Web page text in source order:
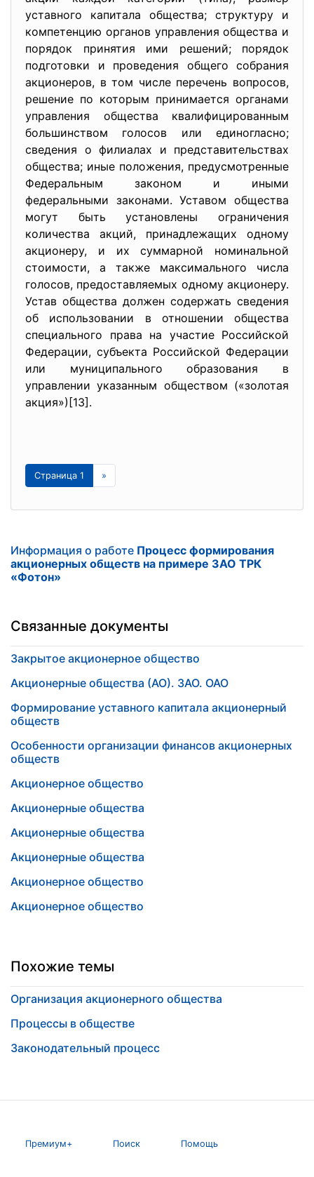
уставного капитала общества; структуру и
компетенцию органов управления общества и
порядок принятия ими решений; порядок
подготовки и проведения общего собрания
акционеров, в том числе перечень вопросов,
решение по которым принимается органами
управления общества квалифицированным
большинством голосов или единогласно;
сведения о филиалах и представительствах
общества; иные положения, предусмотренные
Федеральным законом и иными
федеральными законами. Уставом общества
могут быть установлены ограничения
количества акций, принадлежащих одному
акционеру, и их суммарной номинальной
стоимости, а также максимального числа
голосов, предоставляемых одному акционеру.
Устав общества должен содержать сведения
об использовании в отношении общества
специального права на участие Российской
Федерации, субъекта Российской Федерации
или муниципального образования в
управлении указанным обществом («золотая
акция»)[13].
Страница 1 »
Информация о работе Процесс формирования
акционерных обществ на примере ЗАО ТРК
«Фотон»
Связанные документы
Закрытое акционерное общество
Акционерные общества (АО). ЗАО. ОАО
Формирование уставного капитала акционерный
обществ
Особенности организации финансов акционерных
обществ
Акционерное общество
Акционерные общества
Акционерные общества
Акционерные общества
Акционерное общество
Акционерное общество
Похожие темы
Организация акционерного общества
Процессы в обществе
Законодательный процесс
Премиум+ Поиск Помощь